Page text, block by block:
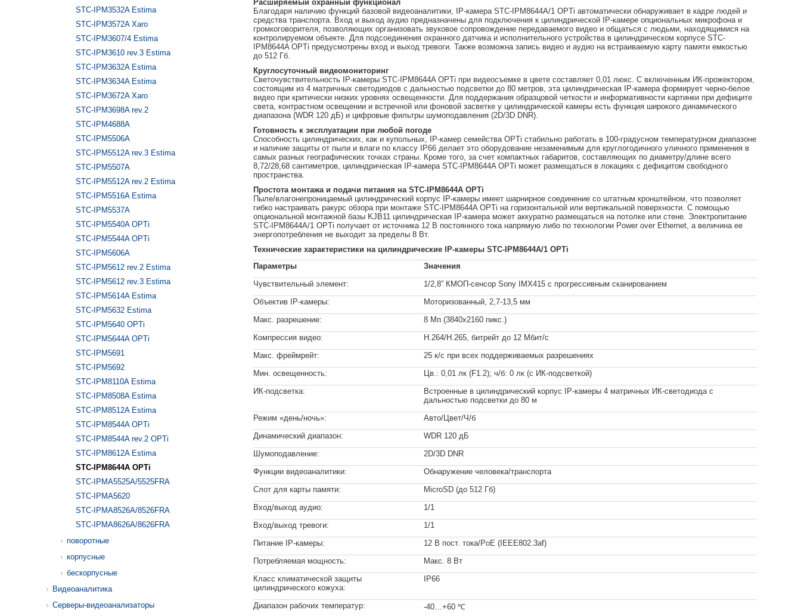
STC-IPM3532A Estima
STC-IPM3572A Xaro
STC-IPM3607/4 Estima
STC-IPM3610 rev.3 Estima
STC-IPM3632A Estima
STC-IPM3634A Estima
STC-IPM3672A Xaro
STC-IPM3698A rev.2
STC-IPM4688A
STC-IPM5506A
STC-IPM5512A rev.3 Estima
STC-IPM5507A
STC-IPM5512A rev.2 Estima
STC-IPM5516A Estima
STC-IPM5537A
STC-IPM5540A OPTi
STC-IPM5544A OPTi
STC-IPM5606A
STC-IPM5612 rev.2 Estima
STC-IPM5612 rev.3 Estima
STC-IPM5614A Estima
STC-IPM5632 Estima
STC-IPM5640 OPTi
STC-IPM5644A OPTi
STC-IPM5691
STC-IPM5692
STC-IPM8110A Estima
STC-IPM8508A Estima
STC-IPM8512A Estima
STC-IPM8544A OPTi
STC-IPM8544A rev.2 OPTi
STC-IPM8612A Estima
STC-IPM8644A OPTi
STC-IPMA5525A/5525FRA
STC-IPMА5620
STC-IPMA8526A/8526FRA
STC-IPMA8626A/8626FRA
поворотные
корпусные
бескорпусные
Видеоаналитика
Серверы-видеоанализаторы
Расширяемый охранный функционал
Благодаря наличию функций базовой видеоаналитики, IP-камера STC-IPM8644A/1 OPTi автоматически обнаруживает в кадре людей и
средства транспорта. Вход и выход аудио предназначены для подключения к цилиндрической IP-камере опциональных микрофона и
громкоговорителя, позволяющих организовать звуковое сопровождение передаваемого видео и общаться с людьми, находящимися на
контролируемом объекте. Для подсоединения охранного датчика и исполнительного устройства в цилиндрическом корпусе STC-
IPM8644A OPTi предусмотрены вход и выход тревоги. Также возможна запись видео и аудио на встраиваемую карту памяти емкостью
до 512 Гб.
Круглосуточный видеомониторинг
Светочувствительность IP-камеры STC-IPM8644A OPTi при видеосъемке в цвете составляет 0,01 люкс. С включенным ИК-прожектором,
состоящим из 4 матричных светодиодов с дальностью подсветки до 80 метров, эта цилиндрическая IP-камера формирует черно-белое
видео при критически низких уровнях освещенности. Для поддержания образцовой четкости и информативности картинки при дефиците
света, контрастном освещении и встречной или фоновой засветке у цилиндрической камеры есть функция широкого динамического
диапазона (WDR 120 дБ) и цифровые фильтры шумоподавления (2D/3D DNR).
Готовность к эксплуатации при любой погоде
Способность цилиндрических, как и купольных, IP-камер семейства OPTi стабильно работать в 100-градусном температурном диапазоне
и наличие защиты от пыли и влаги по классу IP66 делает это оборудование незаменимым для круглогодичного уличного применения в
самых разных географических точках страны. Кроме того, за счет компактных габаритов, составляющих по диаметру/длине всего
8,72/28,68 сантиметров, цилиндрическая IP-камера STC-IPM8644A OPTi может размещаться в локациях с дефицитом свободного
пространства.
Простота монтажа и подачи питания на STC-IPM8644A OPTi
Пыле/влагонепроницаемый цилиндрический корпус IP-камеры имеет шарнирное соединение со штатным кронштейном, что позволяет
гибко настраивать ракурс обзора при монтаже STC-IPM8644A OPTi на горизонтальной или вертикальной поверхности. С помощью
опциональной монтажной базы KJB11 цилиндрическая IP-камера может аккуратно размещаться на потолке или стене. Электропитание
STC-IPM8644A/1 OPTi получает от источника 12 В постоянного тока напрямую либо по технологии Power over Ethernet, а величина ее
энергопотребления не выходит за пределы 8 Вт.
Технические характеристики на цилиндрические IP-камеры STC- IPM8644A/1 OPTi
Параметры
Значения
Чувствительный элемент:
1/2,8” КМОП-сенсор Sony IMX415 с прогрессивным сканированием
Объектив IP-камеры:
Моторизованный, 2,7-13,5 мм
Макс. разрешение:
8 Мп (3840х2160 пикс.)
Компрессия видео:
H.264/H.265, битрейт до 12 Мбит/с
Макс. фреймрейт:
25 к/с при всех поддерживаемых разрешениях
Мин. освещенность:
Цв.: 0,01 лк (F1.2); ч/б: 0 лк (с ИК-подсветкой)
ИК-подсветка:
Встроенные в цилиндрический корпус IP-камеры 4 матричных ИК-светодиода с
дальностью подсветки до 80 м
Режим «день/ночь»:
Авто/Цвет/Ч/б
Динамический диапазон:
WDR 120 дБ
Шумоподавление:
2D/3D DNR
Функции видеоаналитики:
Обнаружение человека/транспорта
Слот для карты памяти:
MicroSD (до 512 Гб)
Вход/выход аудио:
1/1
Вход/выход тревоги:
1/1
Питание IP-камеры:
12 В пост. тока/PoE (IEEE802.3af)
Потребляемая мощность:
Макс. 8 Вт
Класс климатической защиты
цилиндрического кожуха:
IP66
Диапазон рабочих температур: -40…+60 ℃